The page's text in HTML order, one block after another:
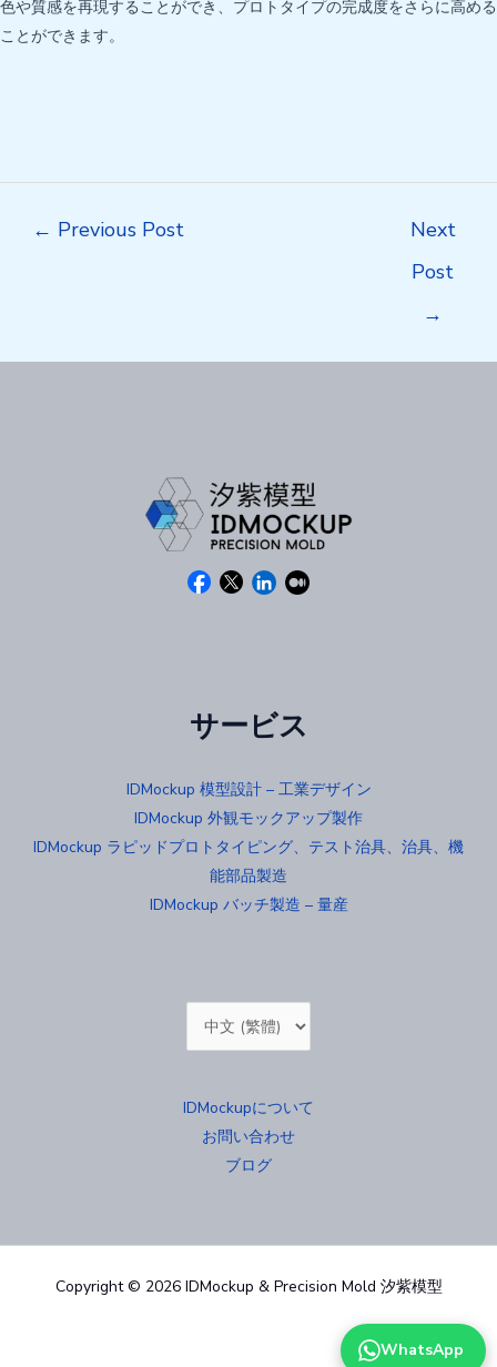
色や質感を再現することができ、プロトタイプの完成度をさらに高める
ことができます。
← Previous Post
Next
Post
→
サービス
IDMockup 模型設計 – 工業デザイン
IDMockup 外観モックアップ製作
IDMockup ラピッドプロトタイピング、テスト治具、治具、機
能部品製造
IDMockup バッチ製造 – 量産
Choose
a
IDMockupについて
お問い合わせ
ブログ
Copyright © 2026 IDMockup & Precision Mold 汐紫模型
WhatsApp